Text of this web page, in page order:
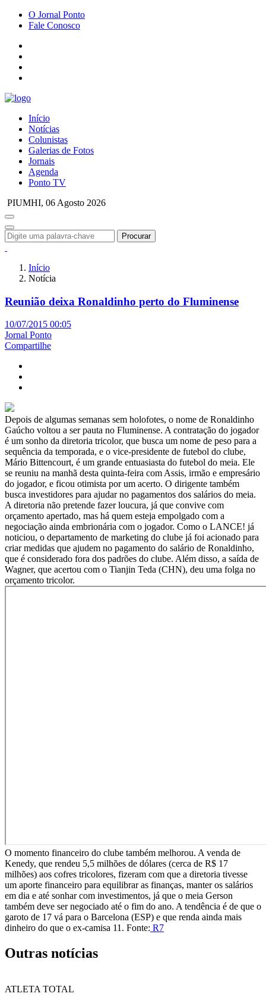
O Jornal Ponto
Fale Conosco
Início
Notícias
Colunistas
Galerias de Fotos
Jornais
Agenda
Ponto TV
PIUMHI, 06 Agosto 2026
Procurar
Início
Notícia
Reunião deixa Ronaldinho perto do Fluminense
10/07/2015 00:05
Jornal Ponto
Compartilhe
Depois de algumas semanas sem holofotes, o nome de Ronaldinho
Gaúcho voltou a ser pauta no Fluminense. A contratação do jogador
é um sonho da diretoria tricolor, que busca um nome de peso para a
sequência da temporada, e o vice-presidente de futebol do clube,
Mário Bittencourt, é um grande entuasiasta do futebol do meia. Ele
se reuniu na manhã desta quinta-feira com Assis, irmão e empresário
do jogador, e ficou otimista por um acerto. O dirigente também
busca investidores para ajudar no pagamentos dos salários do meia.
A diretoria não pretende fazer loucura, já que convive com
orçamento apertado, mas há quem esteja empolgado com a
negociação ainda embrionária com o jogador. Como o LANCE! já
noticiou, o departamento de marketing do clube já foi acionado para
criar medidas que ajudem no pagamento do salário de Ronaldinho,
que é considerado fora dos padrões do clube. Além disso, a saída de
Wagner, que acertou com o Tianjin Teda (CHN), deu uma folga no
orçamento tricolor.
O momento financeiro do clube também melhorou. A venda de
Kenedy, que rendeu 5,5 milhões de dólares (cerca de R$ 17
milhões) aos cofres tricolores, fizeram com que a diretoria tivesse
um aporte financeiro para equilibrar as finanças, manter os salários
em dia e até sonhar com investimentos, já que o meia Gerson
também deve ser negociado até o fim do ano. A tendência é de que o
garoto de 17 vá para o Barcelona (ESP) e que renda ainda mais
dinheiro do que o ex-camisa 11. Fonte: R7
Outras notícias
ATLETA TOTAL